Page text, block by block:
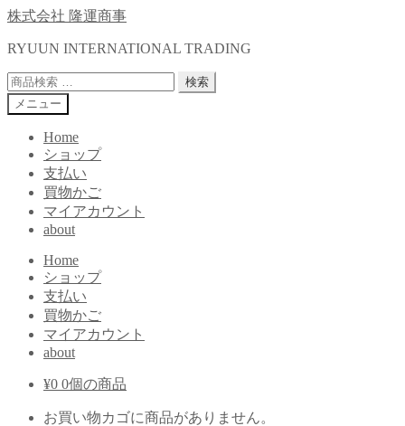
ナ
ゲ
ー
シ
ョ
コ
テ
ン
ツ
へ
株式会社 隆運商事
RYUUN INTERNATIONAL TRADING
検
索
対
検索
メニュー
Home
ショップ
支払い
買物かご
マイアカウント
about
Home
ショップ
支払い
買物かご
マイアカウント
about
¥0 0個の商品
お買い物カゴに商品がありません。